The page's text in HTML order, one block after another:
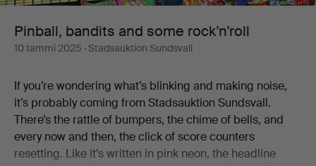
Pinball, bandits and some rock’n’roll
10 tammi 2025 · Stadsauktion Sundsvall
If you’re wondering what’s blinking and making noise,
it’s probably coming from Stadsauktion Sundsvall.
There’s the rattle of bumpers, the chime of bells, and
every now and then, the click of score counters
resetting. Like it’s written in pink neon, the headline